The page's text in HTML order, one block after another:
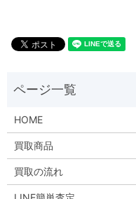
HOME
買取商品
買取の流れ